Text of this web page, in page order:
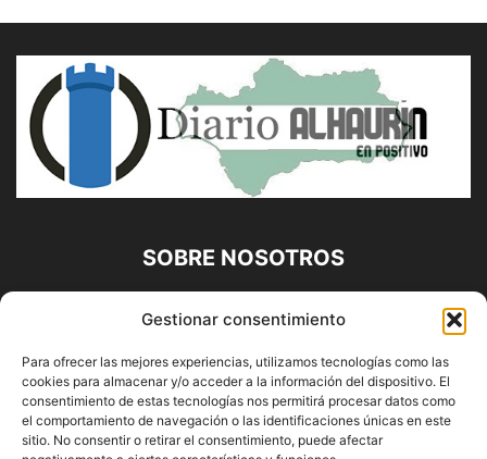
Gestionar consentimiento
Para ofrecer las mejores experiencias, utilizamos tecnologías como las
cookies para almacenar y/o acceder a la información del dispositivo. El
consentimiento de estas tecnologías nos permitirá procesar datos como
el comportamiento de navegación o las identificaciones únicas en este
sitio. No consentir o retirar el consentimiento, puede afectar
SOBRE NOSOTROS
Diario Alhaurín (www.alhaurindelatorre.com) Propiedad de
Francisco E. López López | 639 95 71 95 | Noticias de
Alhaurín de la Torre, Málaga y Provincia|
Contáctanos:info@alhaurindelatorre.com